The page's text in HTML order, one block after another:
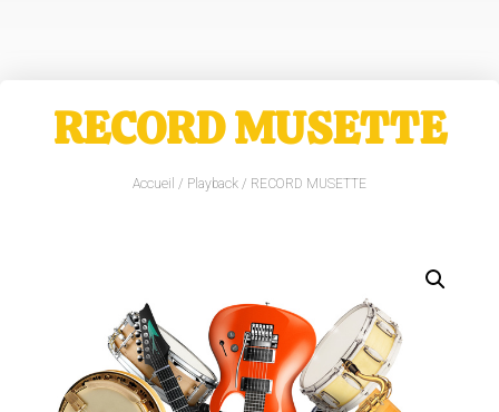
RECORD MUSETTE
Accueil / Playback / RECORD MUSETTE